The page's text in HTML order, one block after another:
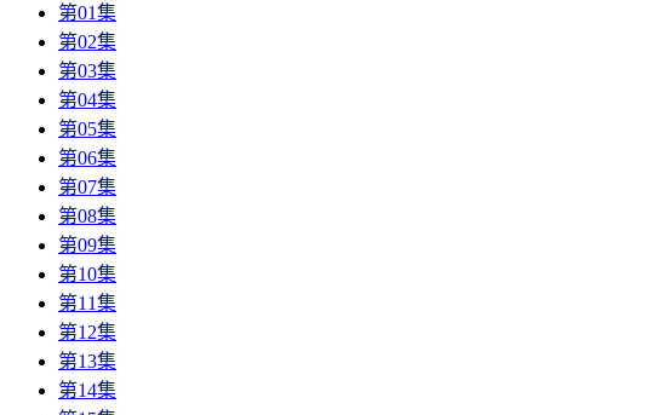
第01集
第02集
第03集
第04集
第05集
第06集
第07集
第08集
第09集
第10集
第11集
第12集
第13集
第14集